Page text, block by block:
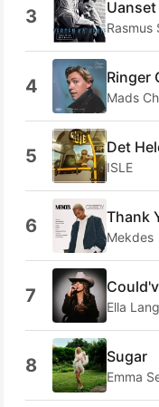
3 Uanset
Rasmus
4 Ringer
Mads
5 Det
ISLE
6 Thank
Mekdes
7 Ella
8 Sugar
Emma